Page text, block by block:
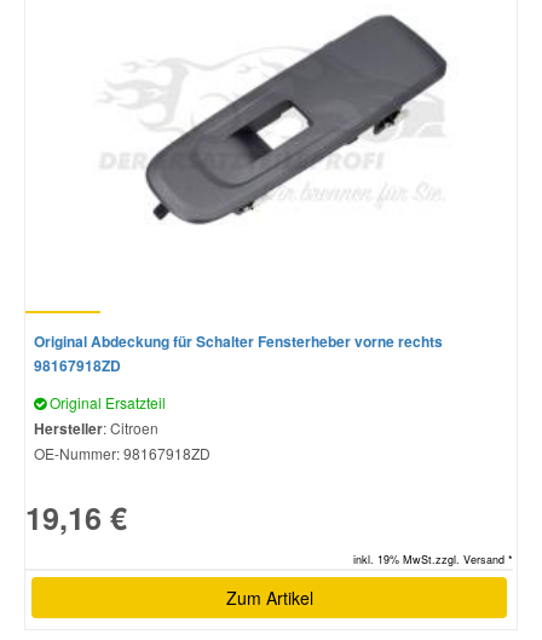
Original Abdeckung für Schalter Fensterheber vorne rechts
98167918ZD
Original Ersatzteil
Hersteller: Citroen
OE-Nummer:98167918ZD
19,16 €
inkl. 19% MwSt.zzgl. Versand *
Zum Artikel